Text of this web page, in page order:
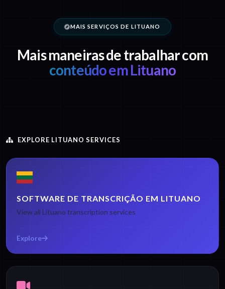
MAIS SERVIÇOS DE LITUANO
Mais maneiras de trabalhar com
conteúdo em Lituano
EXPLORE LITUANO SERVICES
SOFTWARE DE TRANSCRIÇÃO EM LITUANO
View all Lituano transcription services
Explore